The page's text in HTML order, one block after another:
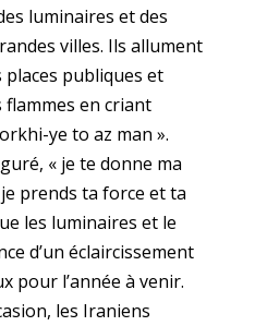
luminaires et des
villes. Ils allument
places publiques et
en criant
ye to az man ».
« je te donne ma
prends ta force et ta
les luminaires et le
d’un éclaircissement
pour l’année à venir.
les Iraniens